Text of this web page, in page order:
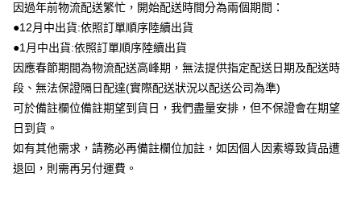
ATM付款
運送方式
冷凍宅配
每筆NT$220，滿NT$1,000(含以上)免運費
因過年前物流配送繁忙，開始配送時間分為兩個期間：
●12月中出貨:依照訂單順序陸續出貨
●1月中出貨:依照訂單順序陸續出貨
因應春節期間為物流配送高峰期，無法提供指定配送日期及配送時
段、無法保證隔日配達(實際配送狀況以配送公司為準)
可於備註欄位備註期望到貨日，我們盡量安排，但不保證會在期望
日到貨。
如有其他需求，請務必再備註欄位加註，如因個人因素導致貨品遭
退回，則需再另付運費。